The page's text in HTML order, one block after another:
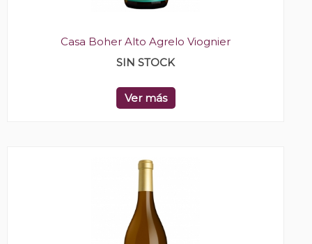
Casa Boher Alto Agrelo Viognier
SIN STOCK
Ver más